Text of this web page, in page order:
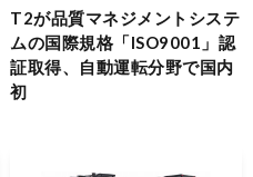
T2が品質マネジメントシステ
ムの国際規格「ISO9001」認
証取得、自動運転分野で国内
初